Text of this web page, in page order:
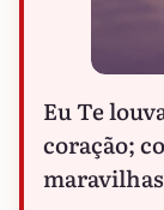
Eu Te
coração;